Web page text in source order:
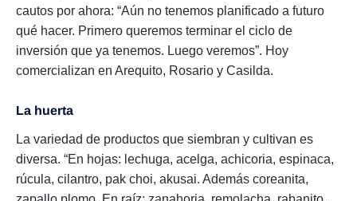
cautos por ahora: “Aún no tenemos planificado a futuro
qué hacer. Primero queremos terminar el ciclo de
inversión que ya tenemos. Luego veremos”. Hoy
comercializan en Arequito, Rosario y Casilda.
La huerta
La variedad de productos que siembran y cultivan es
diversa. “En hojas: lechuga, acelga, achicoria, espinaca,
rúcula, cilantro, pak choi, akusai. Además coreanita,